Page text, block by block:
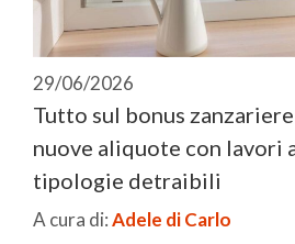
29/06/2026
Tutto sul bonus
nuove aliquote con lavori
tipologie detraibili
A cura di:Adele di Carlo